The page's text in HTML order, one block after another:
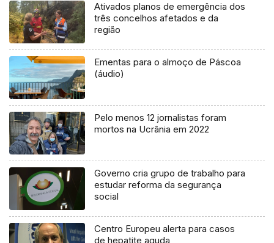
Ativados planos de emergência dos
três concelhos afetados e da
região
Ementas para o almoço de Páscoa
(áudio)
Pelo menos 12 jornalistas foram
mortos na Ucrânia em 2022
Governo cria grupo de trabalho para
estudar reforma da segurança
social
Centro Europeu alerta para casos
de hepatite aguda